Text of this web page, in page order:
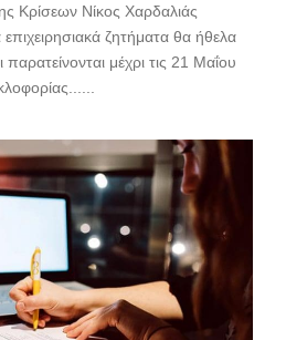
Κρίσεων Νίκος Χαρδαλιάς
ζητήματα θα ήθελα
μέχρι τις 21 Μαΐου